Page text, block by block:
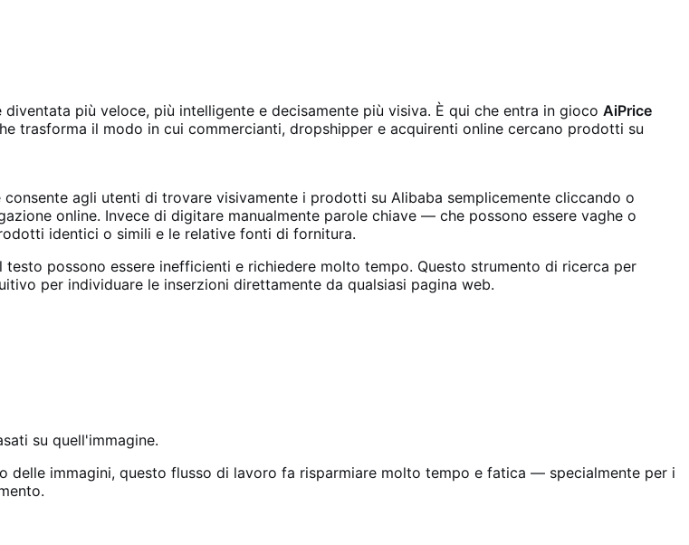
più veloce, più intelligente e decisamente più visiva. È qui che entra in gioco AiPrice
trasforma il modo in cui commercianti, dropshipper e acquirenti online cercano prodotti su
agli utenti di trovare visivamente i prodotti su Alibaba semplicemente cliccando o
online. Invece di digitare manualmente parole chiave — che possono essere vaghe o
identici o simili e le relative fonti di fornitura.
possono essere inefficienti e richiedere molto tempo. Questo strumento di ricerca per
per individuare le inserzioni direttamente da qualsiasi pagina web.
su quell'immagine.
delle immagini, questo flusso di lavoro fa risparmiare molto tempo e fatica — specialmente per i